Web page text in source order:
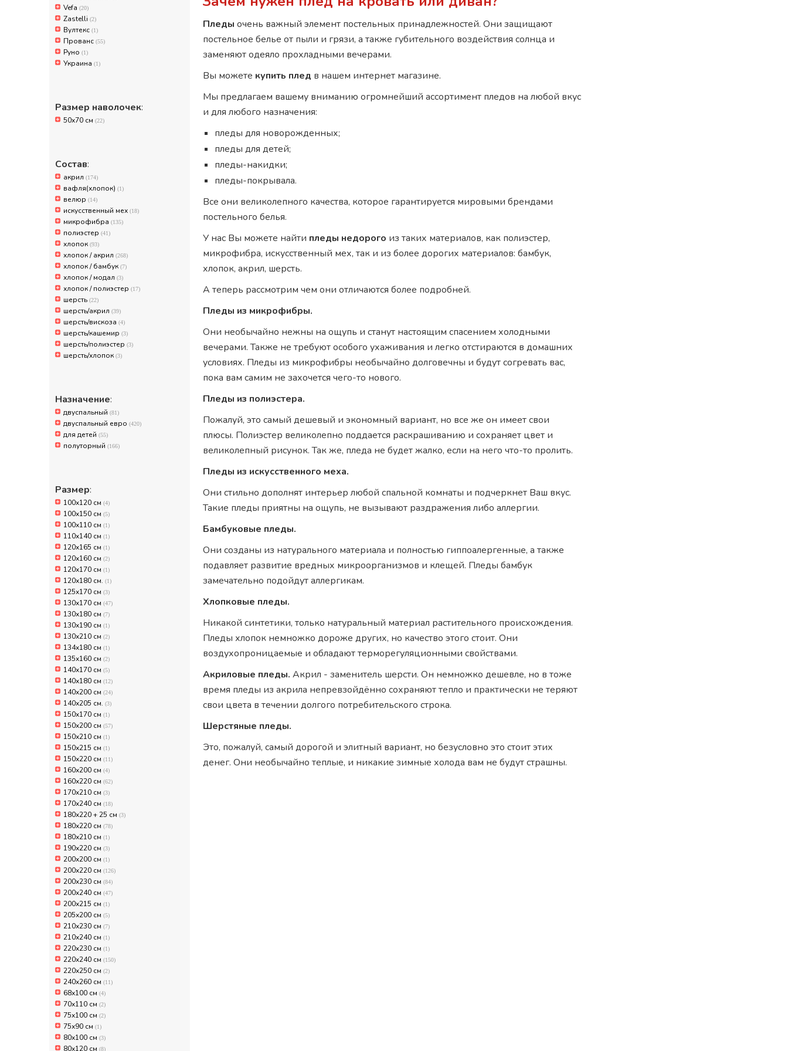
Vefa (20)
Zastelli (2)
Вултекс (1)
Прованс (55)
Руно (1)
Украина (1)
Размер наволочек:
50x70 см (22)
Состав:
акрил (174)
вафля(хлопок) (1)
велюр (14)
искусственный мех (18)
микрофибра (135)
полиэстер (41)
хлопок (93)
хлопок / акрил (268)
хлопок / бамбук (7)
хлопок / модал (3)
хлопок / полиэстер (17)
шерсть (22)
шерсть/акрил (39)
шерсть/вискоза (4)
шерсть/кашемир (3)
шерсть/полиэстер (3)
шерсть/хлопок (3)
Назначение:
двуспальный (81)
двуспальный евро (420)
для детей (55)
полуторный (166)
Размер:
100x120 см (4)
100x150 см (5)
100х110 см (1)
110x140 см (1)
120x165 см (1)
120х160 см (2)
120х170 см (1)
120х180 см. (1)
125x170 см (3)
130x170 см (47)
130х180 см (7)
130х190 см (1)
130х210 см (2)
134x180 см (1)
135x160 см (2)
140x170 см (5)
140x180 см (12)
140x200 см (24)
140х205 см. (3)
150x170 см (1)
150x200 см (57)
150х210 см (1)
150х215 см (1)
150х220 см (11)
160x200 см (4)
160x220 см (62)
170x210 см (3)
170x240 см (18)
180x220 + 25 см (3)
180x220 см (78)
180х210 см (1)
190х220 см (3)
200x200 см (1)
200x220 см (126)
200x230 см (84)
200x240 см (47)
200х215 см (1)
205х200 см (5)
210х230 см (7)
210х240 см (1)
220x230 см (1)
220x240 см (150)
220x250 см (2)
240x260 см (11)
68х100 см (4)
70x110 см (2)
75x100 см (2)
75х90 см (1)
80x100 см (3)
80x120 см (8)
Пледы очень важный элемент постельных принадлежностей. Они защищают
постельное белье от пыли и грязи, а также губительного воздействия солнца и
заменяют одеяло прохладными вечерами.
Вы можете купить плед в нашем интернет магазине.
Мы предлагаем вашему вниманию огромнейший ассортимент пледов на любой вкус
и для любого назначения:
пледы для новорожденных;
пледы для детей;
пледы-накидки;
пледы-покрывала.
Все они великолепного качества, которое гарантируется мировыми брендами
постельного белья.
У нас Вы можете найти пледы недорого из таких материалов, как полиэстер,
микрофибра, искусственный мех, так и из более дорогих материалов: бамбук,
хлопок, акрил, шерсть.
А теперь рассмотрим чем они отличаются более подробней.
Пледы из микрофибры.
Они необычайно нежны на ощупь и станут настоящим спасением холодными
вечерами. Также не требуют особого ухаживания и легко отстираются в домашних
условиях. Пледы из микрофибры необычайно долговечны и будут согревать вас,
пока вам самим не захочется чего-то нового.
Пледы из полиэстера.
Пожалуй, это самый дешевый и экономный вариант, но все же он имеет свои
плюсы. Полиэстер великолепно поддается раскрашиванию и сохраняет цвет и
великолепный рисунок. Так же, пледа не будет жалко, если на него что-то пролить.
Пледы из искусственного меха.
Они стильно дополнят интерьер любой спальной комнаты и подчеркнет Ваш вкус.
Такие пледы приятны на ощупь, не вызывают раздражения либо аллергии.
Бамбуковые пледы.
Они созданы из натурального материала и полностью гиппоалергенные, а также
подавляет развитие вредных микроорганизмов и клещей. Пледы бамбук
замечательно подойдут аллергикам.
Хлопковые пледы.
Никакой синтетики, только натуральный материал растительного происхождения.
Пледы хлопок немножко дороже других, но качество этого стоит. Они
воздухопроницаемые и обладают терморегуляционными свойствами.
Акриловые пледы. Акрил - заменитель шерсти. Он немножко дешевле, но в тоже
время пледы из акрила непревзойдённо сохраняют тепло и практически не теряют
свои цвета в течении долгого потребительского строка.
Шерстяные пледы.
Это, пожалуй, самый дорогой и элитный вариант, но безусловно это стоит этих
денег. Они необычайно теплые, и никакие зимные холода вам не будут страшны.